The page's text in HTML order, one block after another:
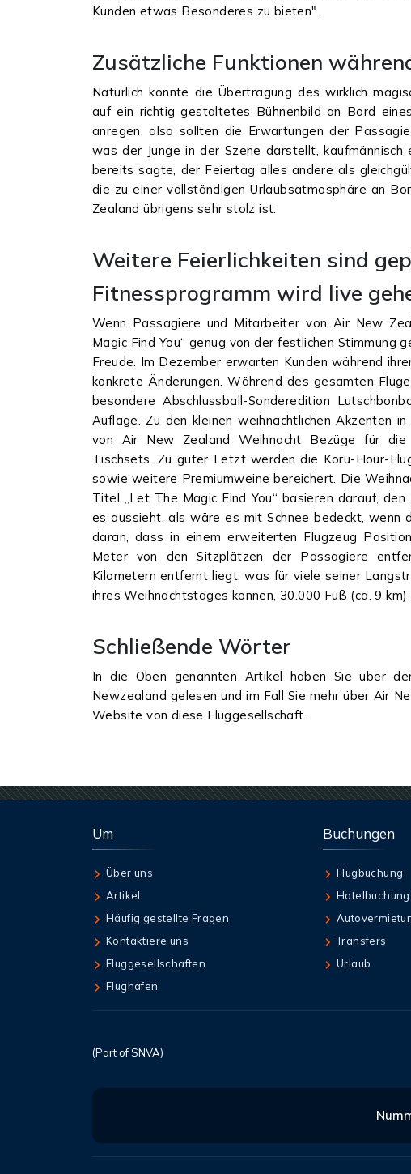
Kunden etwas Besonderes zu bieten".
Zusätzliche Funktionen
Natürlich könnte die Übertragung des wirklich
auf ein richtig gestaltetes Bühnenbild an Bord
anregen, also sollten die Erwartungen der
was der Junge in der Szene darstellt,
bereits sagte, der Feiertag alles andere als
die zu einer vollständigen Urlaubsatmosphäre an
Zealand übrigens sehr stolz ist.
Weitere Feierlichkeiten sind
Fitnessprogramm wird live
Wenn Passagiere und Mitarbeiter von Air New
Magic Find You“ genug von der festlichen Stimmung
Freude. Im Dezember erwarten Kunden während
konkrete Änderungen. Während des gesamten
besondere Abschlussball-Sonderedition
Auflage. Zu den kleinen weihnachtlichen Akzenten
von Air New Zealand Weihnacht Bezüge für
Tischsets. Zu guter Letzt werden die Koru-Hour-
sowie weitere Premiumweine bereichert. Die
Titel „Let The Magic Find You“ basieren darauf,
es aussieht, als wäre es mit Schnee bedeckt,
daran, dass in einem erweiterten Flugzeug
Meter von den Sitzplätzen der Passagiere
Kilometern entfernt liegt, was für viele seiner
ihres Weihnachtstages können, 30.000 Fuß (ca. 9
Schließende Wörter
In die Oben genannten Artikel haben Sie über
Newzealand gelesen und im Fall Sie mehr über Air
Website von diese Fluggesellschaft.
Um
Über uns
Artikel
Häufig gestellte Fragen
Kontaktiere uns
Fluggesellschaften
Flughafen
Buchungen
Flugbuchung
Hotelbuchung
Transfers
Urlaub
(Part of SNVA)